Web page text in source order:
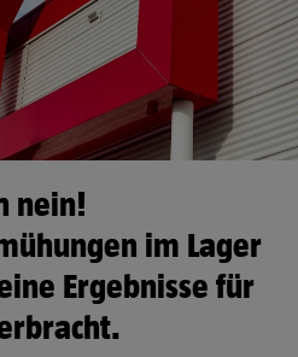
nein!
im Lager
Ergebnisse für